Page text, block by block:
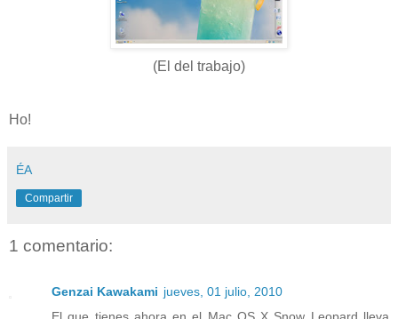
(El del trabajo)
Ho!
ÉA
Compartir
1 comentario:
Genzai Kawakami jueves, 01 julio, 2010